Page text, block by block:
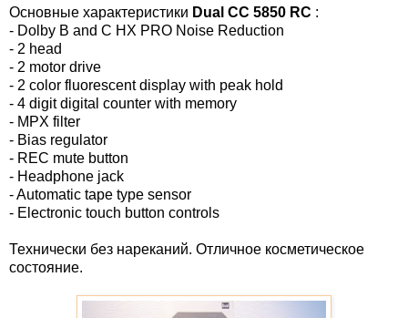
Основные характеристики Dual CC 5850 RC :
- Dolby B and C HX PRO Noise Reduction
- 2 head
- 2 motor drive
- 2 color fluorescent display with peak hold
- 4 digit digital counter with memory
- MPX filter
- Bias regulator
- REC mute button
- Headphone jack
- Automatic tape type sensor
- Electronic touch button controls
Технически без нареканий. Отличное косметическое
состояние.